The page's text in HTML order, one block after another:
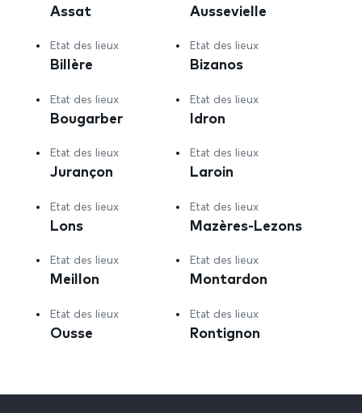
Assat Aussevielle
Etat des lieux
Billère
Etat des lieux
Bizanos
Etat des lieux
Bougarber
Etat des lieux
Idron
Etat des lieux
Jurançon
Etat des lieux
Laroin
Etat des lieux
Lons
Etat des lieux
Mazères-Lezons
Etat des lieux
Meillon
Etat des lieux
Montardon
Etat des lieux
Ousse
Etat des lieux
Rontignon